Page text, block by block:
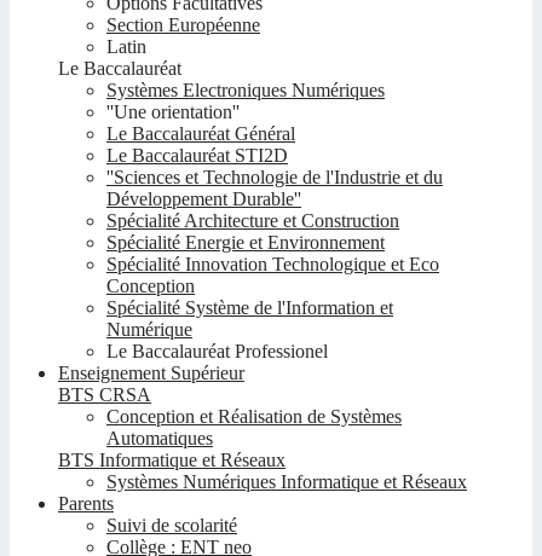
Section Européenne
Latin
Le Baccalauréat
Systèmes Electroniques Numériques
''Une orientation''
Le Baccalauréat Général
Le Baccalauréat STI2D
''Sciences et Technologie de l'Industrie et du
Développement Durable''
Spécialité Architecture et Construction
Spécialité Energie et Environnement
Spécialité Innovation Technologique et Eco
Conception
Spécialité Système de l'Information et
Numérique
Le Baccalauréat Professionel
Enseignement Supérieur
BTS CRSA
Conception et Réalisation de Systèmes
Automatiques
BTS Informatique et Réseaux
Systèmes Numériques Informatique et Réseaux
Parents
Suivi de scolarité
Collège : ENT neo